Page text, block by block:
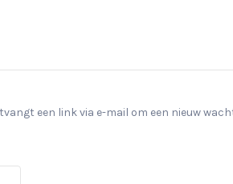
een link via e-mail om een nieuw